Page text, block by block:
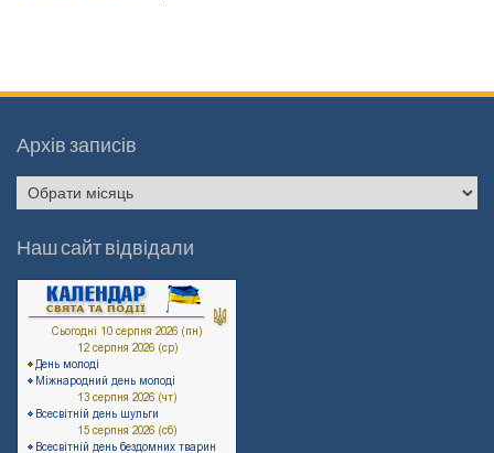
Архів записів
Архів
записів
Наш сайт відвідали